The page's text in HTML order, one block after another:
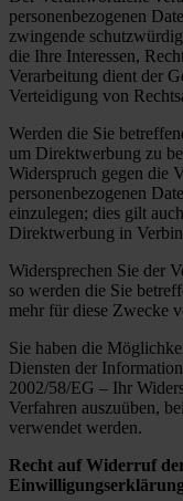
personenbezogenen
zwingende
die Ihre Interessen,
Verarbeitung dient der
Verteidigung von
Werden die Sie
um Direktwerbung zu
Widerspruch gegen die
personenbezogenen
einzulegen; dies gilt
Direktwerbung in
Widersprechen Sie der
so werden die Sie
mehr für diese Zwecke
Sie haben die
Diensten der
2002/58/EG – Ihr
Verfahren auszuüben,
verwendet werden.
Recht auf Widerruf
Einwilligungserklärung